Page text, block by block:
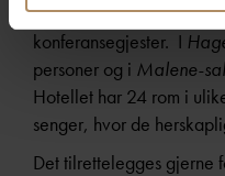
ogKonsertsalenmed
konferansegjester. I
personer og i Malene-
Hotellet har 24 rom i
senger, hvor de
Det tilrettelegges gjerne